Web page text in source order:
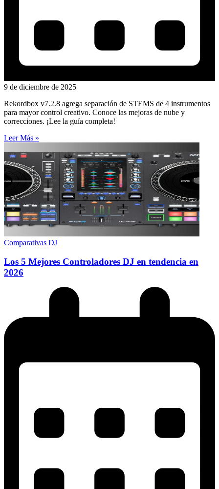
9 de diciembre de 2025
Rekordbox v7.2.8 agrega separación de STEMS de 4 instrumentos
para mayor control creativo. Conoce las mejoras de nube y
correcciones. ¡Lee la guía completa!
Leer Más »
Comparativas DJ
Los 5 Mejores Controladores DJ en tendencia en
2026